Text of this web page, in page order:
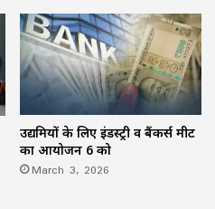
उद्यमियों के लिए इंडस्ट्री व बैंकर्स मीट
का आयोजन 6 को
March 3, 2026